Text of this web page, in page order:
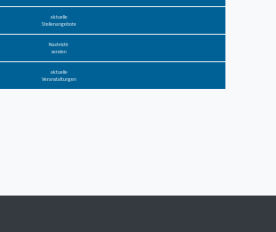
aktuelle
Stellenangebote
Nachricht
senden
aktuelle
Veranstaltungen